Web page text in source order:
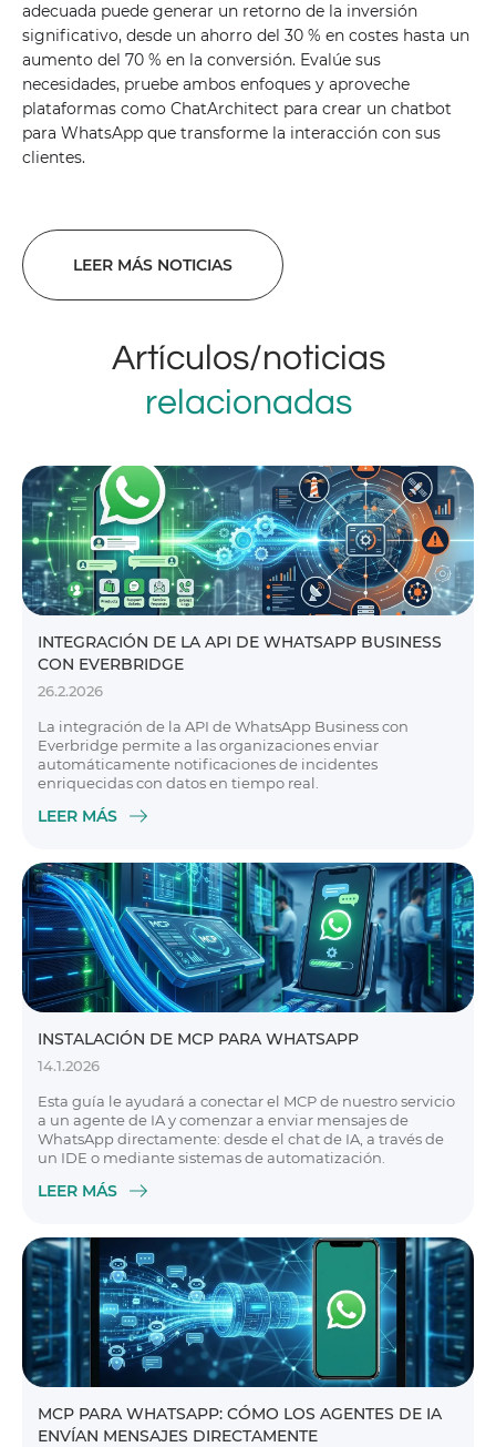
adecuada puede generar un retorno de la inversión
significativo, desde un ahorro del 30 % en costes hasta un
aumento del 70 % en la conversión. Evalúe sus
necesidades, pruebe ambos enfoques y aproveche
plataformas como ChatArchitect para crear un chatbot
para WhatsApp que transforme la interacción con sus
clientes.
LEER MÁS NOTICIAS
Artículos/noticias
relacionadas
INTEGRACIÓN DE LA API DE WHATSAPP BUSINESS
CON EVERBRIDGE
26.2.2026
La integración de la API de WhatsApp Business con
Everbridge permite a las organizaciones enviar
automáticamente notificaciones de incidentes
enriquecidas con datos en tiempo real.
LEER MÁS
INSTALACIÓN DE MCP PARA WHATSAPP
14.1.2026
Esta guía le ayudará a conectar el MCP de nuestro servicio
a un agente de IA y comenzar a enviar mensajes de
WhatsApp directamente: desde el chat de IA, a través de
un IDE o mediante sistemas de automatización.
LEER MÁS
MCP PARA WHATSAPP: CÓMO LOS AGENTES DE IA
ENVÍAN MENSAJES DIRECTAMENTE